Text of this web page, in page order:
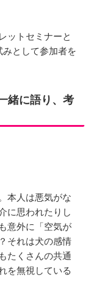
ットセミナーと
として参加者を
緒に語り、考
本人は悪気がな
に思われたりし
意外に「空気が
それは犬の感情
たくさんの共通
を無視している